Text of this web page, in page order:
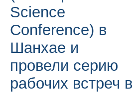
Science
Conference) в
Шанхае и
провели серию
рабочих встреч в